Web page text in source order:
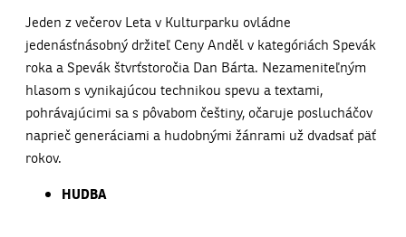
Jeden z večerov Leta v Kulturparku ovládne
jedenásťnásobný držiteľ Ceny Anděl v kategóriách Spevák
roka a Spevák štvrťstoročia Dan Bárta. Nezameniteľným
hlasom s vynikajúcou technikou spevu a textami,
pohrávajúcimi sa s pôvabom češtiny, očaruje poslucháčov
naprieč generáciami a hudobnými žánrami už dvadsať päť
rokov.
HUDBA